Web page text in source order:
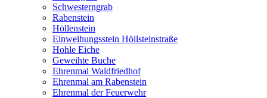
Schwesterngrab
Rabenstein
Höllenstein
Einweihungsstein Höllsteinstraße
Hohle Eiche
Geweihte Buche
Ehrenmal Waldfriedhof
Ehrenmal am Rabenstein
Ehrenmal der Feuerwehr